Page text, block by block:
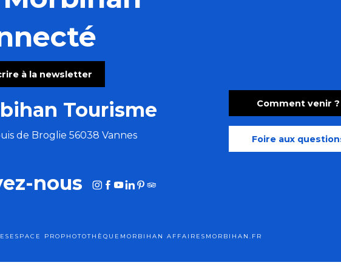
ouvertes
médiathèque de Rieux et jouez !
à la newsletter
Tourisme
de Broglie 56038 Vannes
Comment venir ?
Foire aux
nous
ESPACE PRO PHOTOTHÈQUE MORBIHAN AFFAIRES MORBIHAN.FR